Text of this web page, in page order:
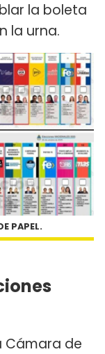
la boleta
la urna.
PAPEL.
Cámara de